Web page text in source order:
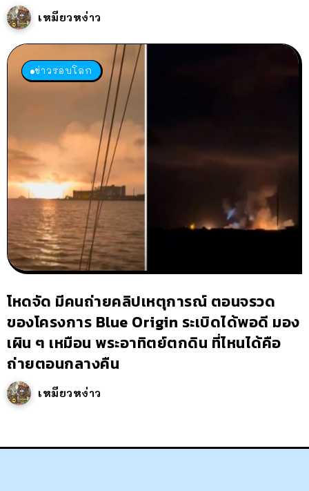
เหมียวหง่าว
ข่าวรอบโลก
โหดจัด มีคนถ่ายคลิปเหตุการณ์ ตอนจรวด
ของโครงการ Blue Origin ระเบิดได้พอดี มอง
เผิน ๆ เหมือน พระอาทิตย์ตกดิน ที่ไหนได้คือ
ถ่ายตอนกลางคืน
เหมียวหง่าว